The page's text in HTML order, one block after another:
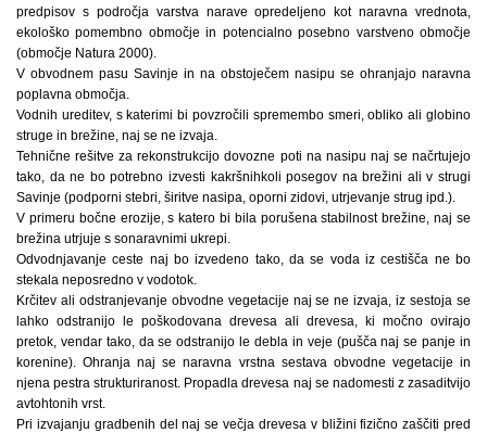
predpisov s področja varstva narave opredeljeno kot naravna vrednota,
ekološko pomembno območje in potencialno posebno varstveno območje
(območje Natura 2000).
V obvodnem pasu Savinje in na obstoječem nasipu se ohranjajo naravna
poplavna območja.
Vodnih ureditev, s katerimi bi povzročili spremembo smeri, obliko ali globino
struge in brežine, naj se ne izvaja.
Tehnične rešitve za rekonstrukcijo dovozne poti na nasipu naj se načrtujejo
tako, da ne bo potrebno izvesti kakršnihkoli posegov na brežini ali v strugi
Savinje (podporni stebri, širitve nasipa, oporni zidovi, utrjevanje strug ipd.).
V primeru bočne erozije, s katero bi bila porušena stabilnost brežine, naj se
brežina utrjuje s sonaravnimi ukrepi.
Odvodnjavanje ceste naj bo izvedeno tako, da se voda iz cestišča ne bo
stekala neposredno v vodotok.
Krčitev ali odstranjevanje obvodne vegetacije naj se ne izvaja, iz sestoja se
lahko odstranijo le poškodovana drevesa ali drevesa, ki močno ovirajo
pretok, vendar tako, da se odstranijo le debla in veje (pušča naj se panje in
korenine). Ohranja naj se naravna vrstna sestava obvodne vegetacije in
njena pestra strukturiranost. Propadla drevesa naj se nadomesti z zasaditvijo
avtohtonih vrst.
Pri izvajanju gradbenih del naj se večja drevesa v bližini fizično zaščiti pred